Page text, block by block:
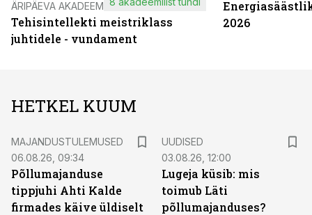
ÄRIPÄEVA AKADEEMIA
Tehisintellekti meistriklass
juhtidele - vundament
2026
HETKEL KUUM
MAJANDUSTULEMUSED
06.08.26, 09:34
Põllumajanduse
tippjuhi Ahti Kalde
firmades käive üldiselt
UUDISED
03.08.26, 12:00
Lugeja küsib: mis
toimub Läti
põllumajanduses?